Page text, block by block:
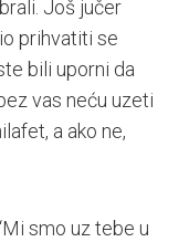
Još jučer
prihvatiti se
bili uporni da
vas neću uzeti
a ako ne,
smo uz tebe u